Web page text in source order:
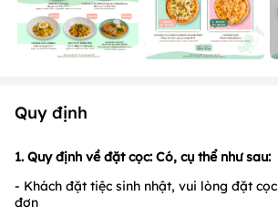
Quy định
1. Quy định về đặt cọc: Có, cụ thể như sau:
- Khách đặt tiệc sinh nhật, vui lòng đặt cọc
đơn